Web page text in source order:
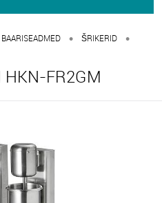
BAARISEADMED • ŠRIKERID •
HKN-FR2GM